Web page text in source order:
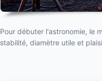
Pour débuter l'astronomie, le
stabilité, diamètre utile et